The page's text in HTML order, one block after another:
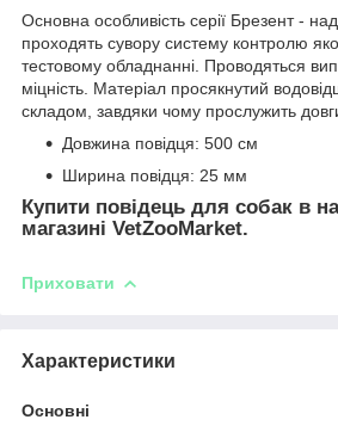
Основна особливість серії Брезент -
проходять сувору систему контролю
тестовому обладнанні. Проводяться
міцність. Матеріал просякнутий
складом, завдяки чому прослужить
Довжина повідця: 500 см
Ширина повідця: 25 мм
Купити повідець для собак в
магазині VetZooMarket.
Приховати
Характеристики
Основні